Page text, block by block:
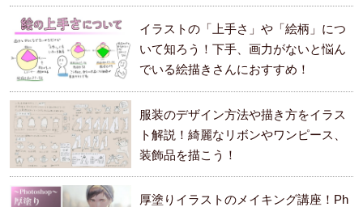
イラストの「上手さ」や「絵柄」につ
いて知ろう！下手、画力がないと悩ん
でいる絵描きさんにおすすめ！
服装のデザイン方法や描き方をイラス
ト解説！綺麗なリボンやワンピース、
装飾品を描こう！
厚塗りイラストのメイキング講座！Ph